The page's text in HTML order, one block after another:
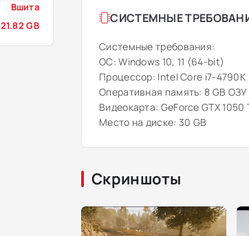
Вшита
21.82 GB СИСТЕМНЫЕ
Системные требования:
ОС: Windows 10, 11 (64-bit)
Процессор: Intel Core i7-4790K
Оперативная память: 8 GB ОЗУ
Видеокарта: GeForce GTX 1050
Место на диске: 30 GB
Скриншоты